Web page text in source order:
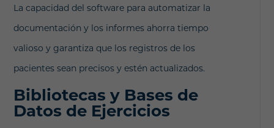
La capacidad del software para automatizar la
documentación y los informes ahorra tiempo
valioso y garantiza que los registros de los
pacientes sean precisos y estén actualizados.
Bibliotecas y Bases de
Datos de Ejercicios